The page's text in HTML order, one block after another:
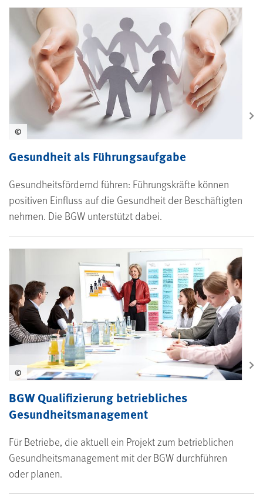
Gesundheit als Führungsaufgabe
Gesundheitsfördernd führen: Führungskräfte können
positiven Einfluss auf die Gesundheit der Beschäftigten
nehmen. Die BGW unterstützt dabei.
©
BGW Qualifizierung betriebliches
Gesundheitsmanagement
Für Betriebe, die aktuell ein Projekt zum betrieblichen
Gesundheitsmanagement mit der BGW durchführen
oder planen.
©